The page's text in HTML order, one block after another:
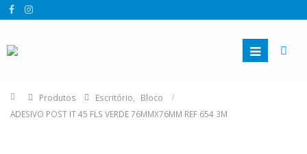
Produtos Escritório
Bloco
ADESIVO POST IT 45 FLS VERDE 76MMX76MM REF 654 3M